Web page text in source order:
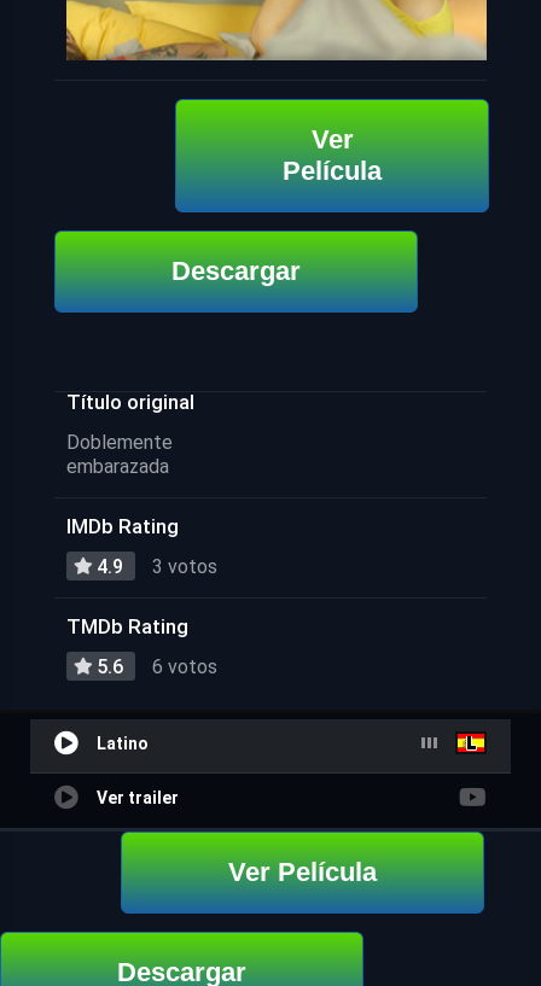
Ver
Película
Descargar
Título original
Doblemente
embarazada
IMDb Rating
4.9 3 votos
TMDb Rating
5.6 6 votos
Latino
Ver trailer
Ver Película
Descargar